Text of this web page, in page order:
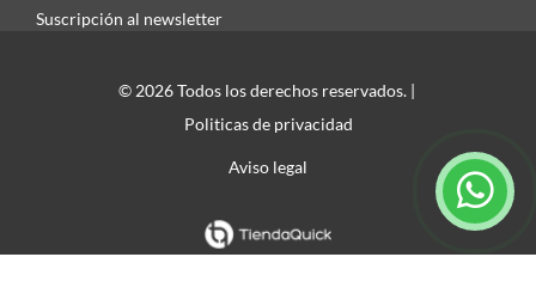
Suscripción al newsletter
© 2026 Todos los derechos reservados. |
Politicas de privacidad
Aviso legal